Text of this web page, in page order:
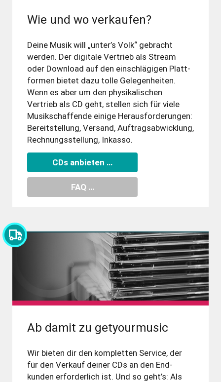
Wie und wo verkaufen?
Deine Musik will „unter’s Volk“ gebracht
werden. Der digitale Vertrieb als Stream
oder Download auf den ein­schlä­gigen Platt­
formen bietet dazu tolle Gelegen­heiten.
Wenn es aber um den physi­ka­lischen
Vertrieb als CD geht, stellen sich für viele
Musik­schaffende einige Heraus­forde­run­gen:
Bereit­stellung, Versand, Auftrags­ab­wicklung,
Rechnungs­stellung, Inkasso.
CDs anbieten …
FAQ …
Ab damit zu getyourmusic
Wir bieten dir den kom­pletten Service, der
für den Verkauf deiner CDs an den End­
kunden er­for­der­lich ist. Und so geht’s: Als